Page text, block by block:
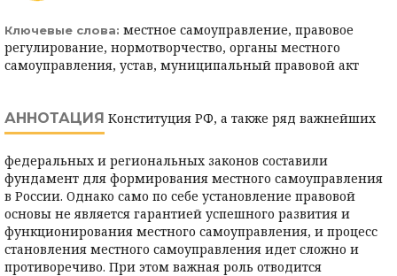
Ключевые слова: местное самоуправление, правовое
регулирование, нормотворчество, органы местного
самоуправления, устав, муниципальный правовой акт
АННОТАЦИЯ Конституция РФ, а также ряд важнейших
федеральных и региональных законов составили
фундамент для формирования местного самоуправления
в России. Однако само по себе установление правовой
основы не является гарантией успешного развития и
функционирования местного самоуправления, и процесс
становления местного самоуправления идет сложно и
противоречиво. При этом важная роль отводится